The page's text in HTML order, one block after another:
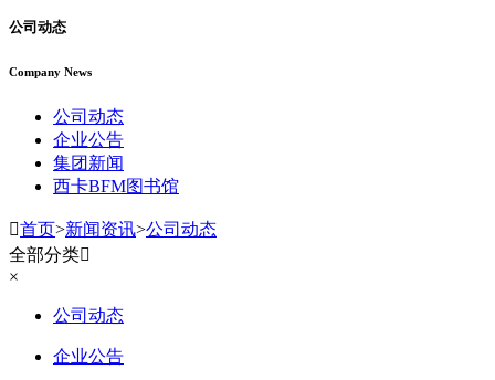
公司动态
Company News
公司动态
企业公告
集团新闻
西卡BFM图书馆
首页>新闻资讯>公司动态
全部分类
×
公司动态
企业公告